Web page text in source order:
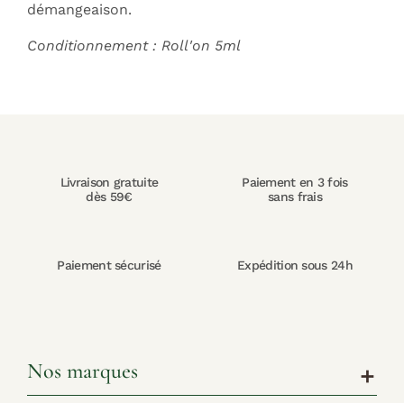
démangeaison.
Conditionnement : Roll'on 5ml
Livraison gratuite
dès 59€
Paiement en 3 fois
sans frais
Paiement sécurisé Expédition sous 24h
Nos marques add